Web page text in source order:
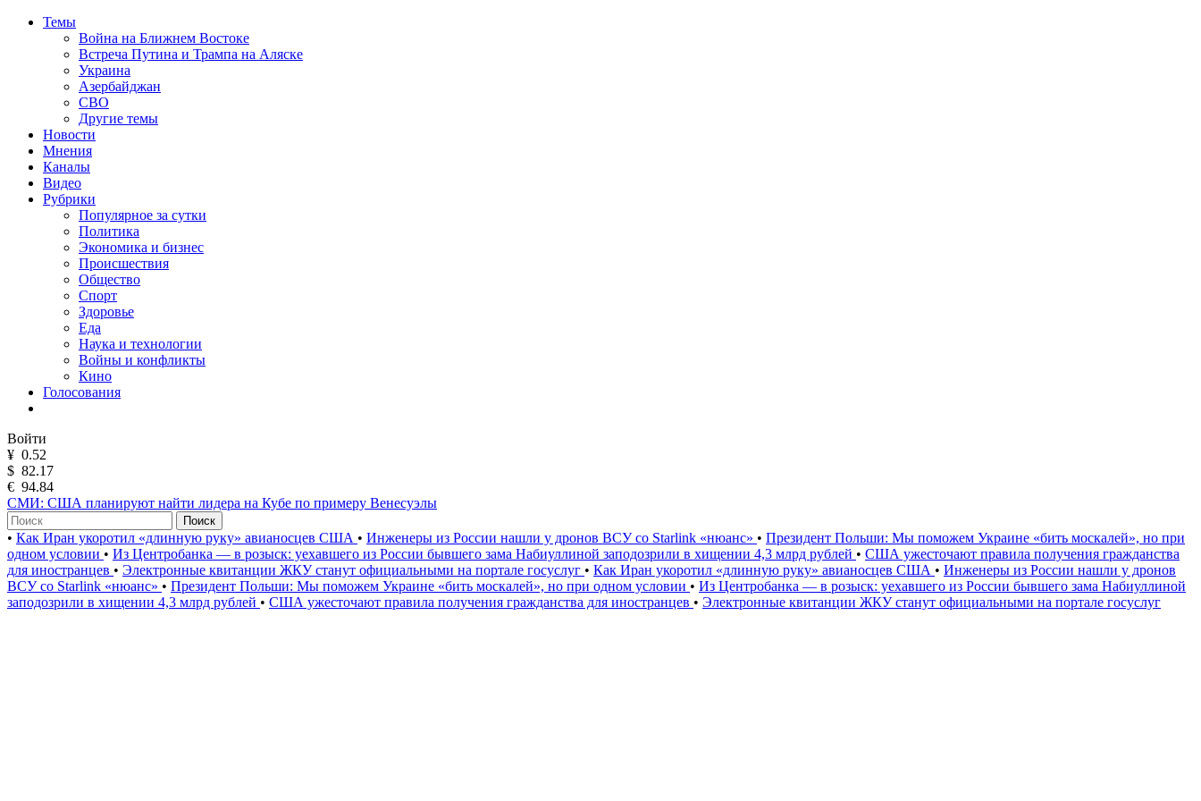
Темы
Война на Ближнем Востоке
Встреча Путина и Трампа на Аляске
Украина
Азербайджан
СВО
Другие темы
Новости
Мнения
Каналы
Видео
Рубрики
Популярное за сутки
Политика
Экономика и бизнес
Происшествия
Общество
Спорт
Здоровье
Еда
Наука и технологии
Войны и конфликты
Кино
Голосования
Войти
¥ 0.52
$ 82.17
€ 94.84
СМИ: США планируют найти лидера на Кубе по примеру Венесуэлы
Поиск
• Как Иран укоротил «длинную руку» авианосцев США • Инженеры из России нашли у дронов ВСУ со Starlink «нюанс» • Президент Польши: Мы поможем Украине «бить москалей», но при
одном условии • Из Центробанка — в розыск: уехавшего из России бывшего зама Набиуллиной заподозрили в хищении 4,3 млрд рублей • США ужесточают правила получения гражданства
для иностранцев • Электронные квитанции ЖКУ станут официальными на портале госуслуг • Как Иран укоротил «длинную руку» авианосцев США • Инженеры из России нашли у дронов
ВСУ со Starlink «нюанс» • Президент Польши: Мы поможем Украине «бить москалей», но при одном условии • Из Центробанка — в розыск: уехавшего из России бывшего зама Набиуллиной
заподозрили в хищении 4,3 млрд рублей • США ужесточают правила получения гражданства для иностранцев • Электронные квитанции ЖКУ станут официальными на портале госуслуг